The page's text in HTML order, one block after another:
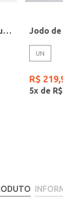
Jogo De Lençol Queen Duplo Florença 180 Fios Teka CINZA
UN
R$ 219,
5x de R$